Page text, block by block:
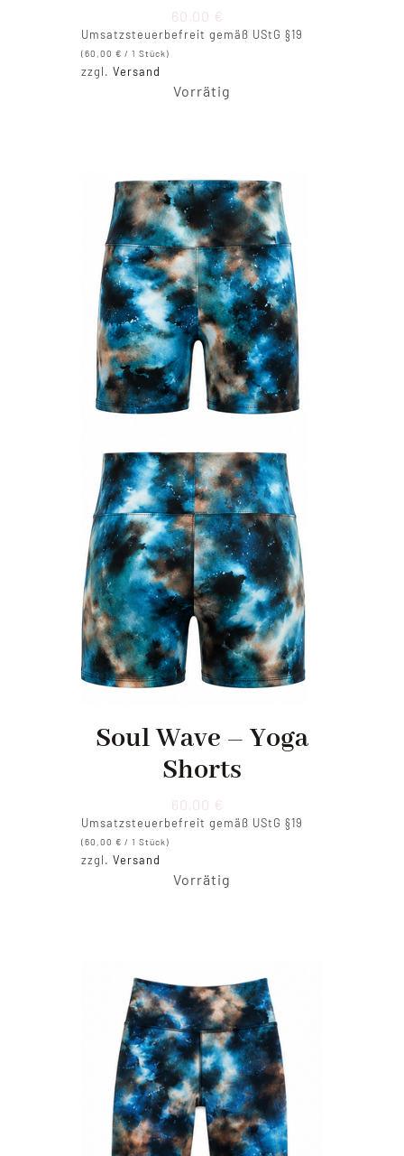
60,00 €
Umsatzsteuerbefreit gemäß UStG §19
(60,00€ / 1 Stück)
zzgl.Versand
Vorrätig
Soul Wave – Yoga
Shorts
60,00 €
Umsatzsteuerbefreit gemäß UStG §19
(60,00€ / 1 Stück)
zzgl.Versand
Vorrätig